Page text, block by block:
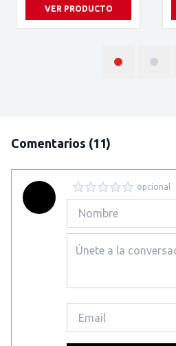
VER PRODUCTO
Comentarios (11)
opcional